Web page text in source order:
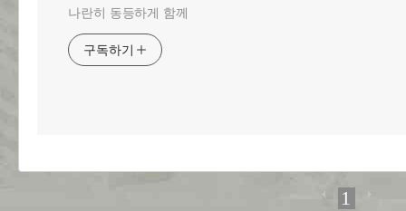
나란히 동등하게 함께
구독하기
1